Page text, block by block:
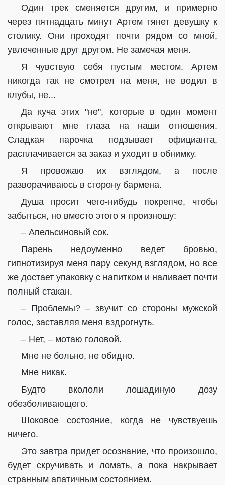
Один трек сменяется другим, и примерно
через пятнадцать минут Артем тянет девушку к
столику. Они проходят почти рядом со мной,
увлеченные друг другом. Не замечая меня.
Я чувствую себя пустым местом. Артем
никогда так не смотрел на меня, не водил в
клубы, не...
Да куча этих "не", которые в один момент
открывают мне глаза на наши отношения.
Сладкая парочка подзывает официанта,
расплачивается за заказ и уходит в обнимку.
Я провожаю их взглядом, а после
разворачиваюсь в сторону бармена.
Душа просит чего-нибудь покрепче, чтобы
забыться, но вместо этого я произношу:
– Апельсиновый сок.
Парень недоуменно ведет бровью,
гипнотизируя меня пару секунд взглядом, но все
же достает упаковку с напитком и наливает почти
полный стакан.
– Проблемы? – звучит со стороны мужской
голос, заставляя меня вздрогнуть.
– Нет, – мотаю головой.
Мне не больно, не обидно.
Мне никак.
Будто вкололи лошадиную дозу
обезболивающего.
Шоковое состояние, когда не чувствуешь
ничего.
Это завтра придет осознание, что произошло,
будет скручивать и ломать, а пока накрывает
странным апатичным состоянием.